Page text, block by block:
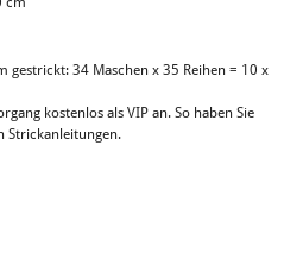
34 Maschen x 35 Reihen = 10 x
kostenlos als VIP an. So haben Sie
Strickanleitungen.